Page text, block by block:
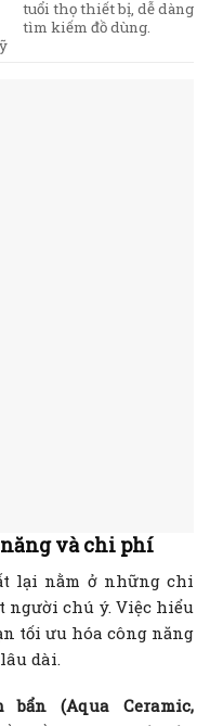
tuổi thọ thiết bị, dễ dàng
tìm kiếm đồ dùng.
và chi phí
lại nằm ở những chi
chú ý. Việc hiểu
tối ưu hóa công năng
dài.
(Aqua Ceramic,